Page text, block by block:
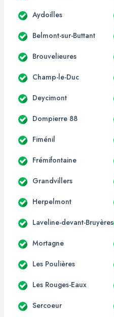
Aydoilles
Belmont-sur-Buttant
Brouvelieures
Champ-le-Duc
Deycimont
Dompierre 88
Fiménil
Frémifontaine
Grandvillers
Herpelmont
Laveline-devant-Bruyères
Mortagne
Les Poulières
Les Rouges-Eaux
Sercoeur